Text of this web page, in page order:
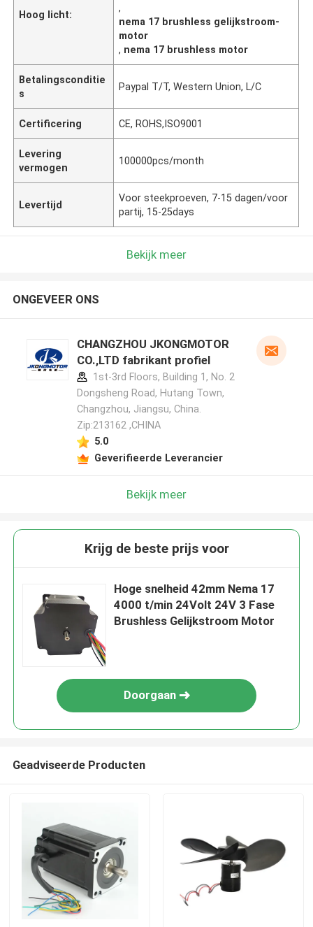
Hoog licht:
,
nema 17 brushless gelijkstroom-
motor
, nema 17 brushless motor
Betalingsconditie
s
Paypal T/T, Western Union, L/C
Certificering CE, ROHS,ISO9001
Levering
vermogen
100000pcs/month
Levertijd
Voor steekproeven, 7-15 dagen/voor
partij, 15-25days
Bekijk meer
ONGEVEER ONS
CHANGZHOU JKONGMOTOR
CO.,LTD fabrikant profiel
1st-3rd Floors, Building 1, No. 2
Dongsheng Road, Hutang Town,
Changzhou, Jiangsu, China.
Zip:213162 ,CHINA
5.0
Geverifieerde Leverancier
Bekijk meer
Krijg de beste prijs voor
Hoge snelheid 42mm Nema 17
4000 t/min 24Volt 24V 3 Fase
Brushless Gelijkstroom Motor
Doorgaan
Geadviseerde Producten